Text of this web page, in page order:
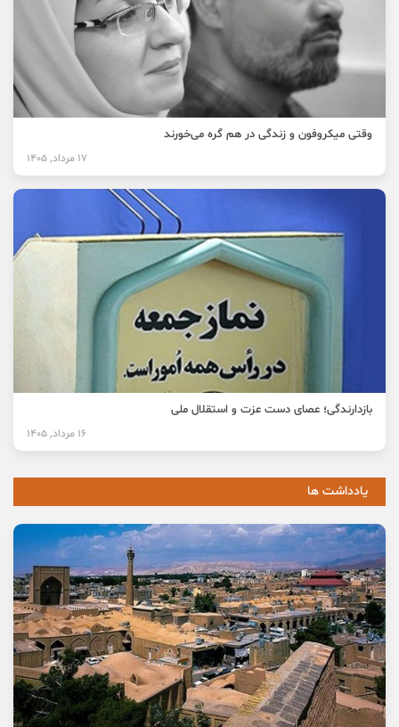
وقتی میکروفون و زندگی در هم گره می‌خورند
17 مرداد, 1405
بازدارندگی؛ عصای دست عزت و استقلال ملی
16 مرداد, 1405
یادداشت ها